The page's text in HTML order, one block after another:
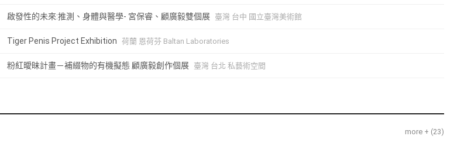
啟發性的未來:推測、身體與醫學- 宮保睿、顧廣毅雙個展 臺灣 台中 國立臺灣美術館
Tiger Penis Project Exhibition 荷蘭 恩荷芬 Baltan Laboratories
粉紅曖昧計畫－補綴物的有機擬態 顧廣毅創作個展 臺灣 台北 私藝術空間
more + (23)